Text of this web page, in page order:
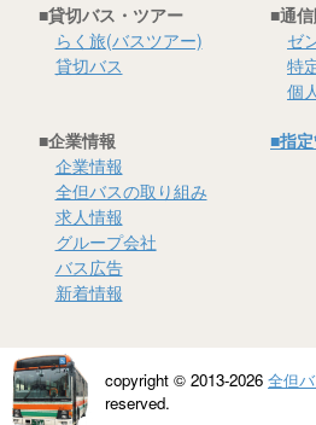
貸切バス
ゼンタンショップ
指定管理等
関連サービス事業
ビジネスイン・全但
■貸切バス・ツアー
らく旅(バスツアー)
貸切バス
■通
ゼ
特
個
■企業情報
企業情報
全但バスの取り組み
求人情報
グループ会社
バス広告
新着情報
■指
copyright © 2013-2026 全但
reserved.